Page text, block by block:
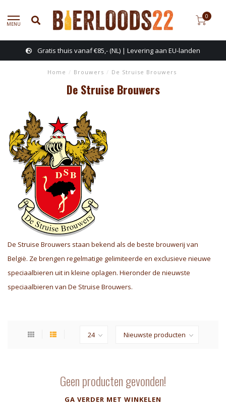
MENU
0
Gratis thuis vanaf €85,- (NL) | Levering aan EU-landen
Home / Brouwers / De Struise Brouwers
De Struise Brouwers
De Struise Brouwers staan bekend als de beste brouwerij van
België. Ze brengen regelmatige gelimiteerde en exclusieve nieuwe
speciaalbieren uit in kleine oplagen. Hieronder de nieuwste
speciaalbieren van De Struise Brouwers.
Geen producten gevonden!
GA VERDER MET WINKELEN